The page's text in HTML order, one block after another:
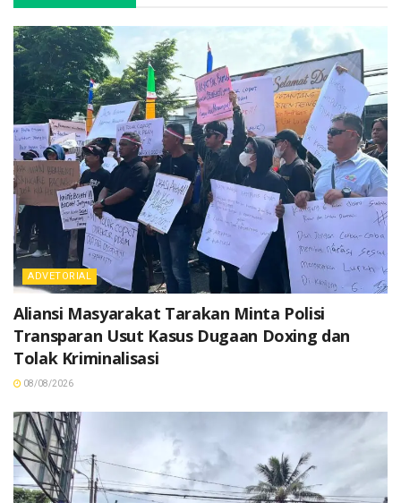
ADVETORIAL
Aliansi Masyarakat Tarakan Minta Polisi
Transparan Usut Kasus Dugaan Doxing dan
Tolak Kriminalisasi
08/08/2026